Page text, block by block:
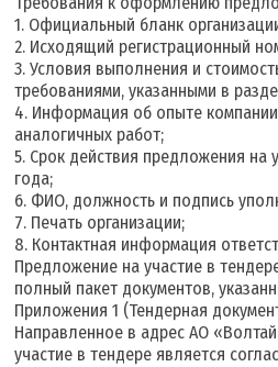
1. Официальный бланк
2. Исходящий регистрационный
3. Условия выполнения и
требованиями, указанными в
4. Информация об опыте
аналогичных работ;
5. Срок действия предложения на
года;
6. ФИО, должность и подпись
7. Печать организации;
8. Контактная информация
Предложение на участие в
полный пакет документов,
Приложения 1 (Тендерная
Направленное в адрес АО
участие в тендере является